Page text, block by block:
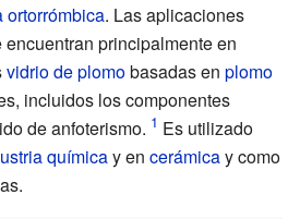
ortorrómbica. Las aplicaciones
principalmente en
vidrio de plomobasadas en plomo
incluidos los componentes
de anfoterismo.
Es utilizado
químicay en cerámicay como